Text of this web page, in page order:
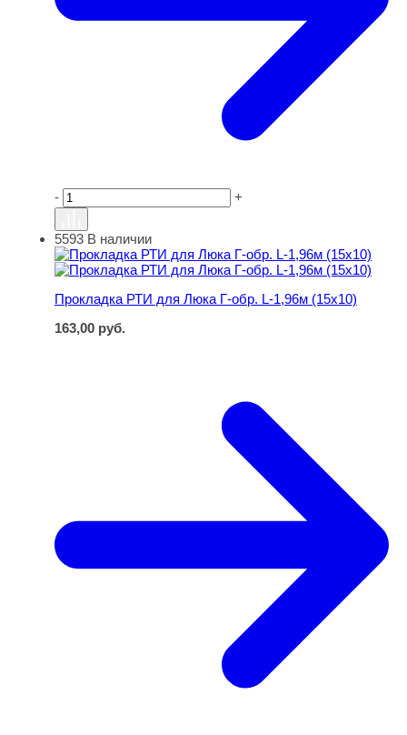
- +
Прокладка РТИ для Люка Г-обр. L-1,96м (15х10)
5593 В наличии
Прокладка РТИ для Люка Г-обр. L-1,96м (15х10)
163,00 руб.